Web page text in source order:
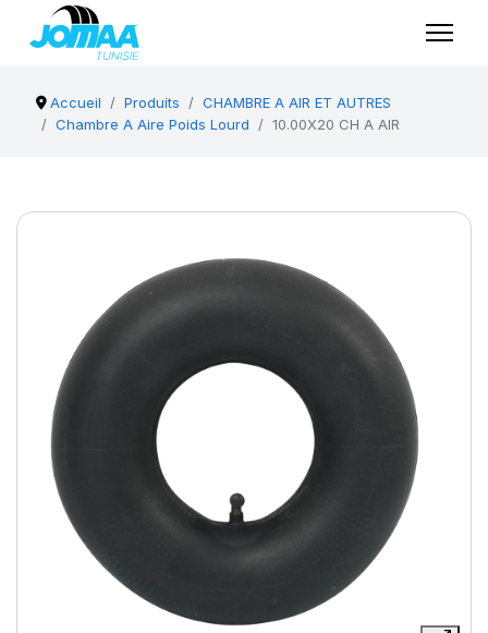
Accueil Produits
CHAMBRE A AIR ET AUTRES
Chambre A Aire Poids Lourd
10.00X20 CH A AIR